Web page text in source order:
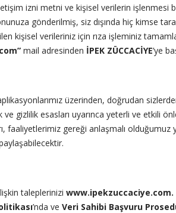
izni metni ve kişisel verilerin
gönderilmiş, siz dışında hiç kimse
kişisel verileriniz için rıza işleminiz
” mail adresinden İPEK ZÜCCACİYE’ye
üzerinden, doğrudan
gizlilik esasları uyarınca yeterli ve etkili
faaliyetlerimiz gereği anlaşmalı olduğumuz
taleplerinizi www.ipekzuccaciye.com.
’nda ve Veri Sahibi Başvuru